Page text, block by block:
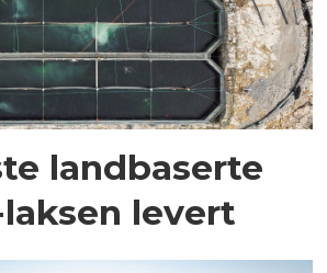
landbaserte
levert